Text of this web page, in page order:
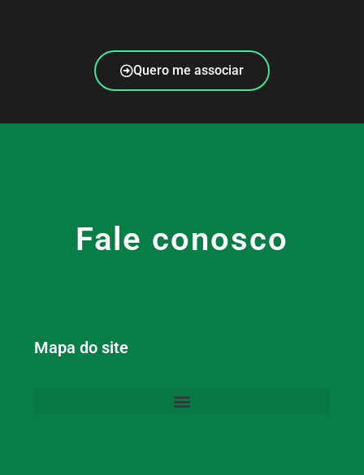
Quero me associar
Fale conosco
Mapa do site